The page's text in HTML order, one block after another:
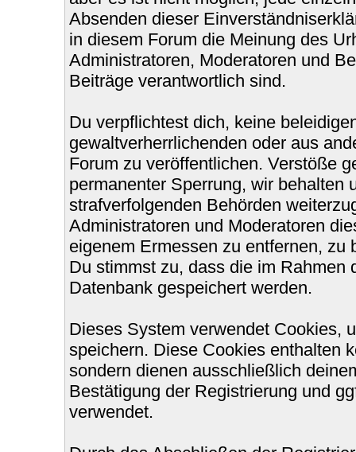
Absenden dieser
in diesem Forum die Meinung des
Administratoren, Moderatoren und
Beiträge verantwortlich sind.
Du verpflichtest dich, keine
gewaltverherrlichenden oder aus
Forum zu veröffentlichen. Verstöße
permanenter Sperrung, wir behalten
strafverfolgenden Behörden
Administratoren und Moderatoren
eigenem Ermessen zu entfernen, zu
Du stimmst zu, dass die im Rahmen
Datenbank gespeichert werden.
Dieses System verwendet Cookies,
speichern. Diese Cookies enthalten
sondern dienen ausschließlich
Bestätigung der Registrierung und
verwendet.